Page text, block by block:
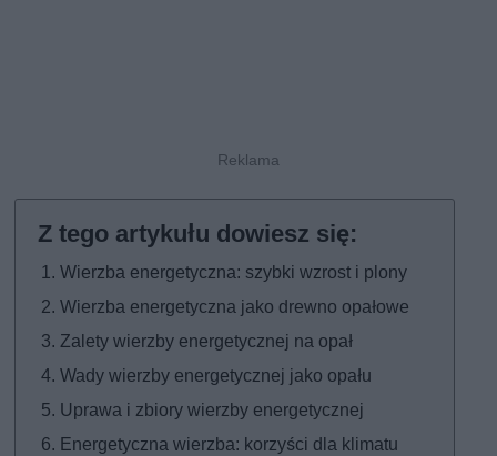
Wierzba energetyczna: szybki wzrost i plony
Wierzba energetyczna jako drewno opałowe
Zalety wierzby energetycznej na opał
Wady wierzby energetycznej jako opału
Uprawa i zbiory wierzby energetycznej
Energetyczna wierzba: korzyści dla klimatu